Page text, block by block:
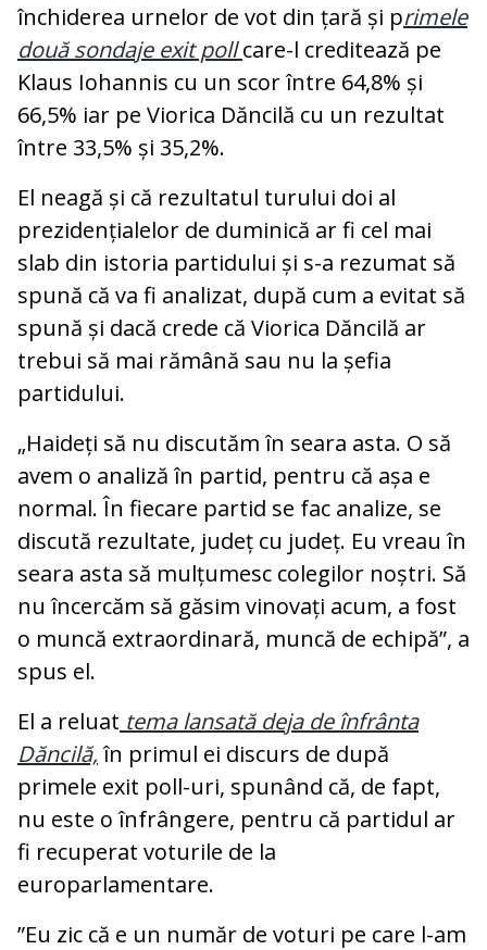
închiderea urnelor de vot din țară și primele
două sondaje exit pollcare-l creditează pe
Klaus Iohannis cu un scor între 64,8% și
66,5% iar pe Viorica Dăncilă cu un rezultat
între 33,5% și 35,2%.
El neagă și că rezultatul turului doi al
prezidențialelor de duminică ar fi cel mai
slab din istoria partidului și s-a rezumat să
spună că va fi analizat, după cum a evitat să
spună și dacă crede că Viorica Dăncilă ar
trebui să mai rămână sau nu la șefia
partidului.
„Haideți să nu discutăm în seara asta. O să
avem o analiză în partid, pentru că așa e
normal. În fiecare partid se fac analize, se
discută rezultate, județ cu județ. Eu vreau în
seara asta să mulțumesc colegilor noștri. Să
nu încercăm să găsim vinovați acum, a fost
o muncă extraordinară, muncă de echipă”, a
spus el.
El a reluat tema lansată deja de înfrânta
Dăncilă,în primul ei discurs de după
primele exit poll-uri, spunând că, de fapt,
nu este o înfrângere, pentru că partidul ar
fi recuperat voturile de la
europarlamentare.
”Eu zic că e un număr de voturi pe care l-am